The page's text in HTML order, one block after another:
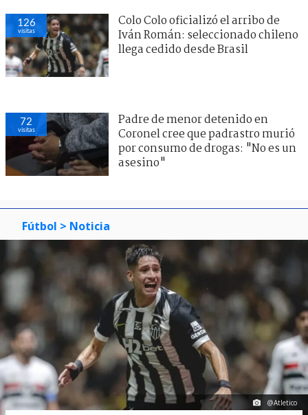
126
visitas
Colo Colo oficializó el arribo de
Iván Román: seleccionado chileno
llega cedido desde Brasil
72
visitas
Padre de menor detenido en
Coronel cree que padrastro murió
por consumo de drogas: "No es un
asesino"
Fútbol > Noticia
@Atletico